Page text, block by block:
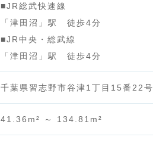
■JR総武快速線
「津田沼」駅 徒歩4分
■JR中央・総武線
「津田沼」駅 徒歩4分
千葉県習志野市谷津1丁目15番22号
41.36m² ～ 134.81m²